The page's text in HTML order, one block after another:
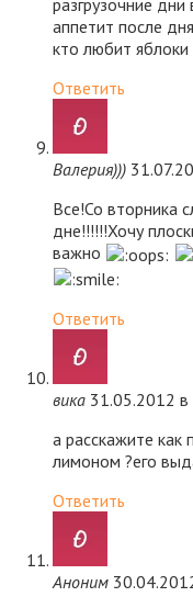
разгрузочние
аппетит после
кто любит
Ответить
Валерия)))
Все!Со вторника
дне!!!!!!Хочу
важно
Ответить
вика 31.05.2012 в
а расскажите как
лимоном ?его
Ответить
Аноним